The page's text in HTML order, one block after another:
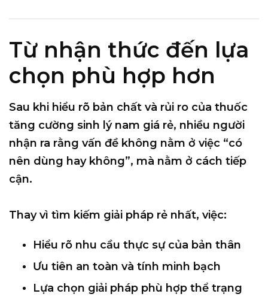
Từ nhận thức đến lựa
chọn phù hợp hơn
Sau khi hiểu rõ bản chất và rủi ro của thuốc
tăng cường sinh lý nam giá rẻ, nhiều người
nhận ra rằng vấn đề không nằm ở việc “có
nên dùng hay không”, mà nằm ở cách tiếp
cận.
Thay vì tìm kiếm giải pháp rẻ nhất, việc:
Hiểu rõ nhu cầu thực sự của bản thân
Ưu tiên an toàn và tính minh bạch
Lựa chọn giải pháp phù hợp thể trạng